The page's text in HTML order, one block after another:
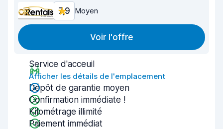
7,9 Moyen
Voir l'offre
Service d'acceuil
Afficher les détails de l'emplacement
Dépôt de garantie moyen
Confirmation immédiate !
Kilométrage illimité
Paiement immédiat